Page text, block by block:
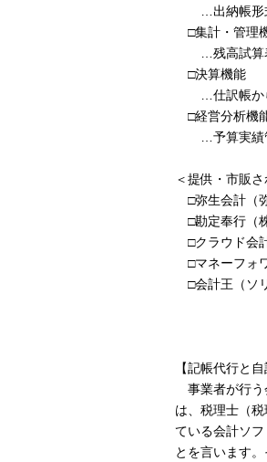
…出納帳形式
□集計・管理
…残高試算表
□決算機能
…仕訳帳から
□経営分析機
…予算実績管
＜提供・市販
□弥生会計（
□勘定奉行（
□クラウド会
□マネーフォ
□会計王（ソ
【記帳代行と自
事業者が行う
は、税理士（
ている会計ソ
とを言います